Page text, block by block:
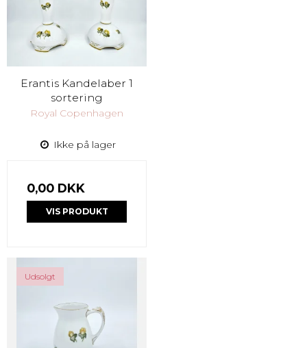
Erantis Kandelaber 1
sortering
Royal Copenhagen
Ikke på lager
0,00 DKK
VIS PRODUKT
Udsolgt